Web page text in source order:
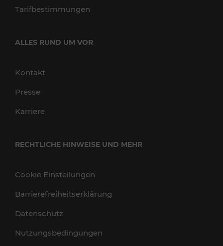
Tarifbestimmungen
ALLES RUND UM VOR
Kontakt
Presse
Karriere
RECHTLICHE HINWEISE UND MEHR
Cookie Einstellungen
Barrierefreiheitserklärung
Datenschutz
Nutzungsbedingungen